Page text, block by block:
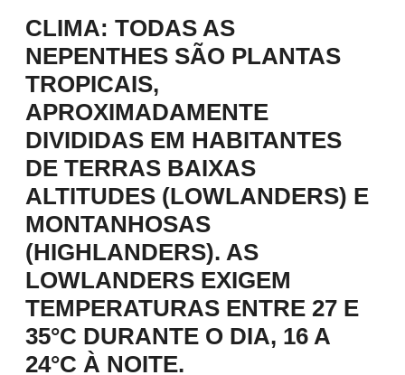
CLIMA: TODAS AS
NEPENTHES SÃO PLANTAS
TROPICAIS,
APROXIMADAMENTE
DIVIDIDAS EM HABITANTES
DE TERRAS BAIXAS
ALTITUDES (LOWLANDERS) E
MONTANHOSAS
(HIGHLANDERS). AS
LOWLANDERS EXIGEM
TEMPERATURAS ENTRE 27 E
35°C DURANTE O DIA, 16 A
24°C À NOITE.